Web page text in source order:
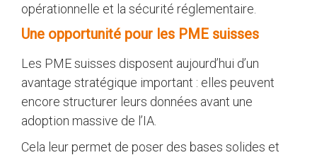
opérationnelle et la sécurité réglementaire.
Une opportunité pour les PME suisses
Les PME suisses disposent aujourd’hui d’un
avantage stratégique important : elles peuvent
encore structurer leurs données avant une
adoption massive de l’IA.
Cela leur permet de poser des bases solides et